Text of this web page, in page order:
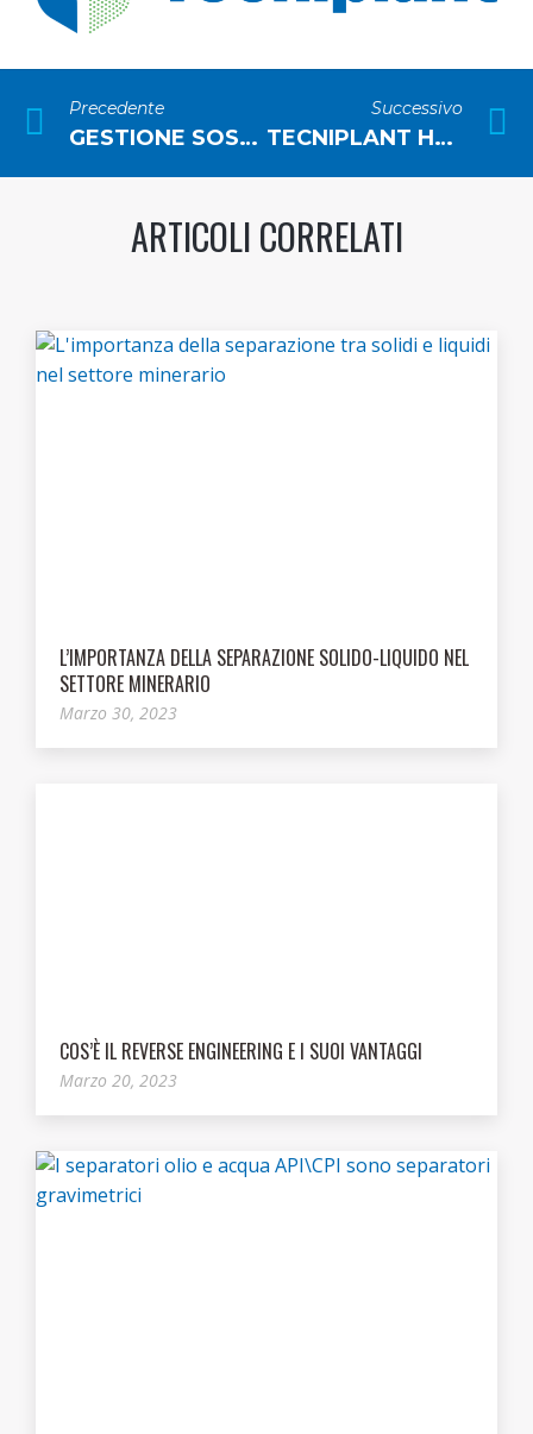
Precedente
GESTIONE SOSTENIBILE DELLE ACQUE REFLUE INDUSTRIALI: DI COSA SI TRATTA E QUALI VANTAGGI PORTA
Successivo
TECNIPLANT HA PARTECIPATO ALLA FIERA ADIPEC 2022
ARTICOLI CORRELATI
L’IMPORTANZA DELLA SEPARAZIONE SOLIDO-LIQUIDO NEL
SETTORE MINERARIO
Marzo 30, 2023
COS’È IL REVERSE ENGINEERING E I SUOI VANTAGGI
Marzo 20, 2023